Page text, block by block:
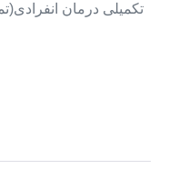
تکمیلی درمان